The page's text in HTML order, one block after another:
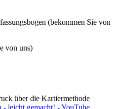
(bekommen Sie von
von uns)
über die Kartiermethode
- leicht gemacht! - YouTube